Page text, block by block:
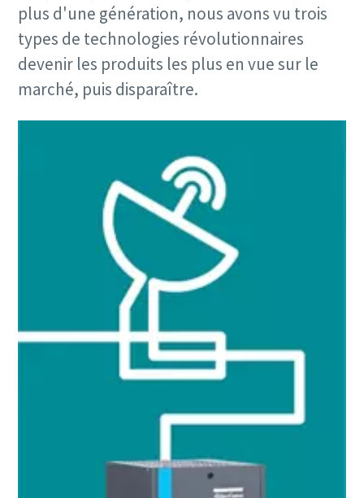
10 étapes pour une production éco-
responsable et plus efficace
Réduction des émissions de carbone pour une production
éco-responsable - Tout ce que vous devez savoir
En savoir plus
plus d'une génération, nous avons vu trois
types de technologies révolutionnaires
devenir les produits les plus en vue sur le
marché, puis disparaître.